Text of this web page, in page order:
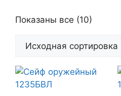
Показаны все (10)